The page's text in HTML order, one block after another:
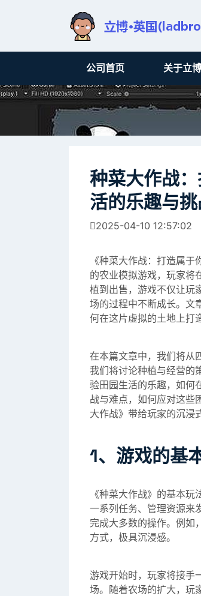
公司首页 关于立博
种菜大作战
活的乐趣与
2025-04-10 12:57:02
《种菜大作战：打造属
的农业模拟游戏，玩家将
植到出售，游戏不仅让玩
场的过程中不断成长。文
何在这片虚拟的土地上打
在本篇文章中，我们将从
我们将讨论种植与经营的
验田园生活的乐趣，如何
战与难点，如何应对这些
大作战》带给玩家的沉浸
1、游戏的基
《种菜大作战》的基本
一系列任务、管理资源来
完成大多数的操作。例如
方式，极具沉浸感。
游戏开始时，玩家将接手
场。随着农场的扩大，玩